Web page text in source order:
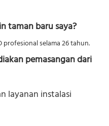
taman baru saya?
profesional selama 26 tahun.
pemasangan dari
layanan instalasi